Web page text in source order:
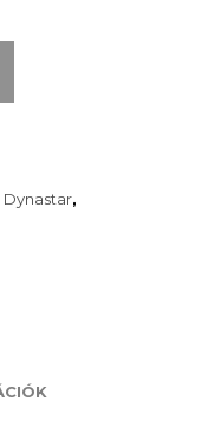
Dynastar,